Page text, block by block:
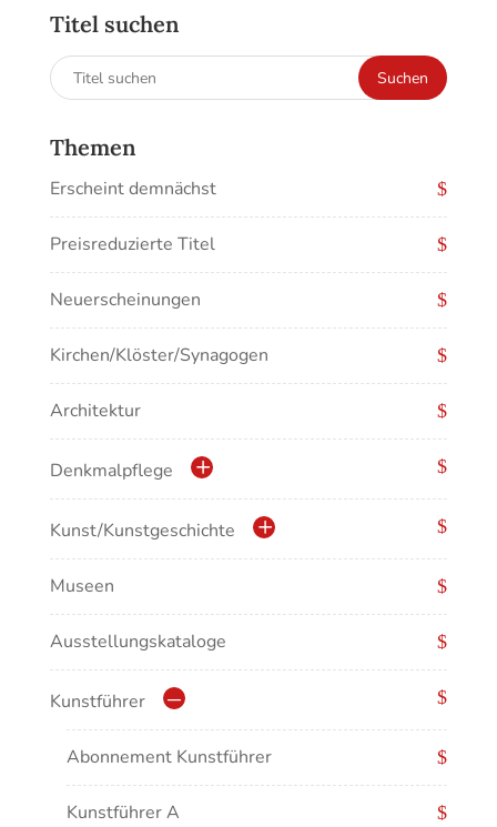
Titel suchen
Suchen
nach:
Suchen
Themen
Erscheint demnächst
Preisreduzierte Titel
Neuerscheinungen
Kirchen/Klöster/Synagogen
Architektur
Denkmalpflege
Kulturdenkmale in Baden-Württemberg
Kunst/Kunstgeschichte
Antike/Mittelalter
Renaissance/Barock/19. Jahrhundert
Moderne/Gegenwartskunst
Übergreifende Darstellungen
Museen
Ausstellungskataloge
Kunstführer
Abonnement Kunstführer
Kunstführer A